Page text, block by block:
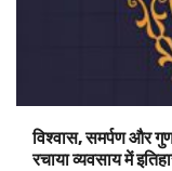
विश्वास, समर्पण और
रचाया व्यवसाय में